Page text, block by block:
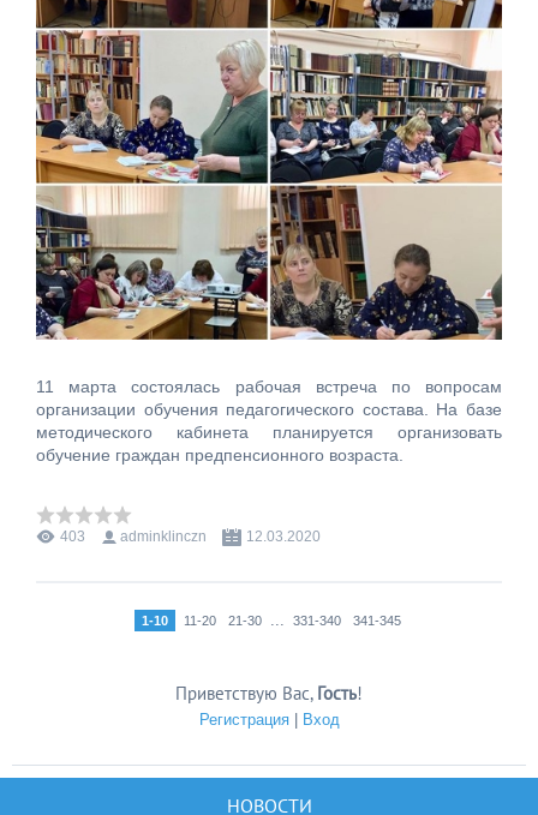
11 марта состоялась рабочая встреча по вопросам
организации обучения педагогического состава. На базе
методического кабинета планируется организовать
обучение граждан предпенсионного возраста.
403 adminklinczn 12.03.2020
1-10 11-20 21-30 ... 331-340 341-345
Приветствую Вас, Гость!
Регистрация| Вход
НОВОСТИ